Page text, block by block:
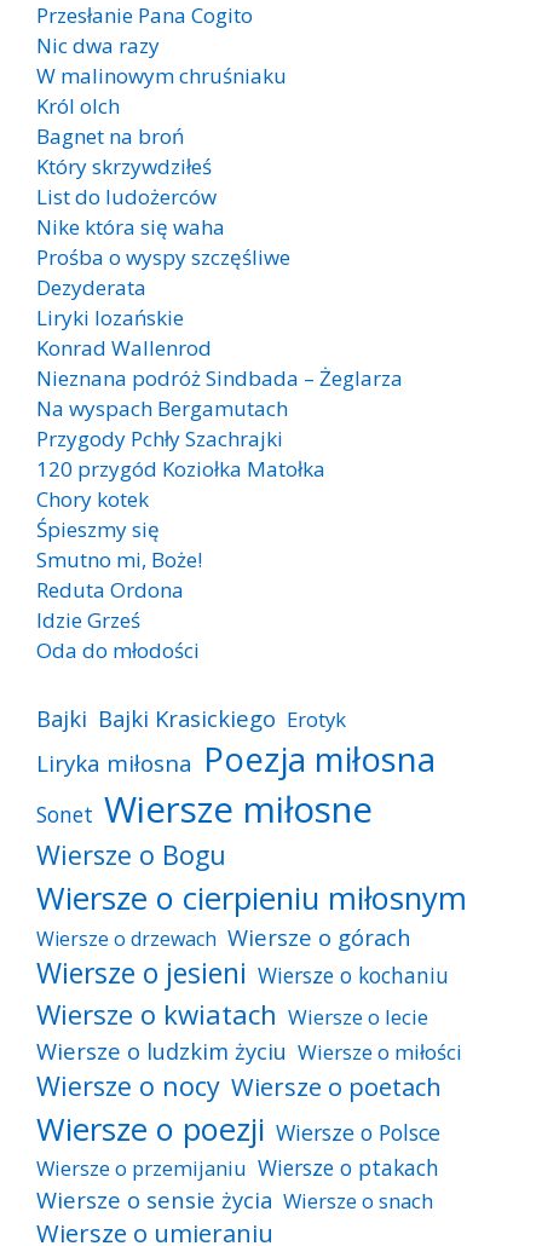
Przesłanie Pana Cogito
Nic dwa razy
W malinowym chruśniaku
Król olch
Bagnet na broń
Który skrzywdziłeś
List do ludożerców
Nike która się waha
Prośba o wyspy szczęśliwe
Dezyderata
Liryki lozańskie
Konrad Wallenrod
Nieznana podróż Sindbada – Żeglarza
Na wyspach Bergamutach
Przygody Pchły Szachrajki
120 przygód Koziołka Matołka
Chory kotek
Śpieszmy się
Smutno mi, Boże!
Reduta Ordona
Idzie Grześ
Oda do młodości
Bajki Bajki Krasickiego Erotyk
Liryka miłosna Poezja miłosna
Sonet Wiersze miłosne
Wiersze o Bogu
Wiersze o cierpieniu miłosnym
Wiersze o drzewach Wiersze o górach
Wiersze o jesieni Wiersze o kochaniu
Wiersze o kwiatach Wiersze o lecie
Wiersze o ludzkim życiu Wiersze o miłości
Wiersze o nocy Wiersze o poetach
Wiersze o poezji Wiersze o Polsce
Wiersze o przemijaniu Wiersze o ptakach
Wiersze o sensie życia Wiersze o snach
Wiersze o umieraniu